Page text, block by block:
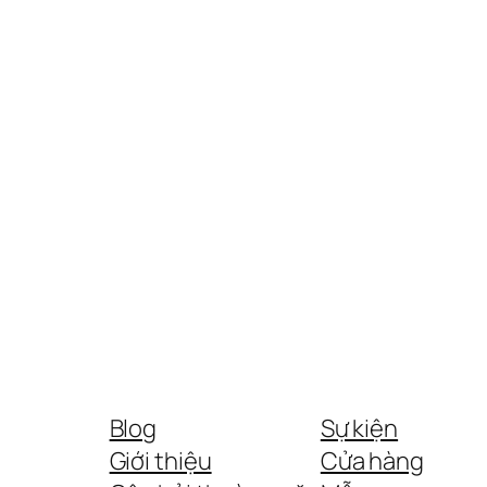
Blog
Giới thiệu
Sự kiện
Cửa hàng